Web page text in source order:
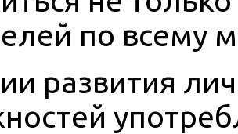
по всему
развития